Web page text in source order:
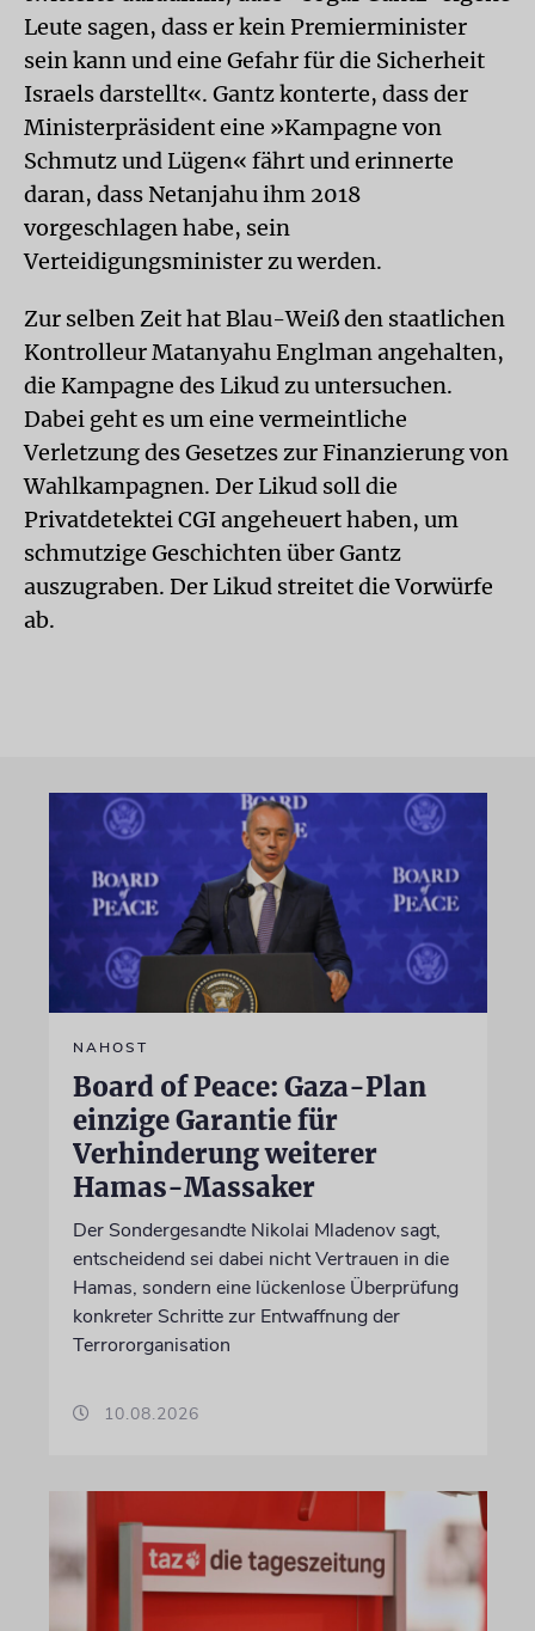
Leute sagen, dass er kein Premierminister
sein kann und eine Gefahr für die Sicherheit
Israels darstellt«. Gantz konterte, dass der
Ministerpräsident eine »Kampagne von
Schmutz und Lügen« fährt und erinnerte
daran, dass Netanjahu ihm 2018
vorgeschlagen habe, sein
Verteidigungsminister zu werden.
Zur selben Zeit hat Blau-Weiß den staatlichen
Kontrolleur Matanyahu Englman angehalten,
die Kampagne des Likud zu untersuchen.
Dabei geht es um eine vermeintliche
Verletzung des Gesetzes zur Finanzierung von
Wahlkampagnen. Der Likud soll die
Privatdetektei CGI angeheuert haben, um
schmutzige Geschichten über Gantz
auszugraben. Der Likud streitet die Vorwürfe
ab.
NAHOST
Board of Peace: Gaza-Plan
einzige Garantie für
Verhinderung weiterer
Hamas-Massaker
Der Sondergesandte Nikolai Mladenov sagt,
entscheidend sei dabei nicht Vertrauen in die
Hamas, sondern eine lückenlose Überprüfung
konkreter Schritte zur Entwaffnung der
Terrororganisation
10.08.2026